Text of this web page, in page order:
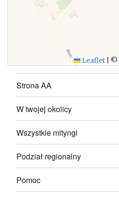
Leaflet ©
Strona AA
W twojej okolicy
Wszystkie mityngi
Podział regionalny
Pomoc